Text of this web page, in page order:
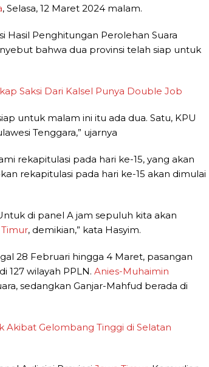
, Selasa, 12 Maret 2024 malam.
Hasil Penghitungan Perolehan Suara
bahwa dua provinsi telah siap untuk
Saksi Dari Kalsel Punya Double Job
untuk malam ini itu ada dua. Satu, KPU
Tenggara,” ujarnya
rekapitulasi pada hari ke-15, yang akan
rekapitulasi pada hari ke-15 akan dimulai
di panel A jam sepuluh kita akan
, demikian,” kata Hasyim.
28 Februari hingga 4 Maret, pasangan
127 wilayah PPLN. Anies-Muhaimin
sedangkan Ganjar-Mahfud berada di
Akibat Gelombang Tinggi di Selatan